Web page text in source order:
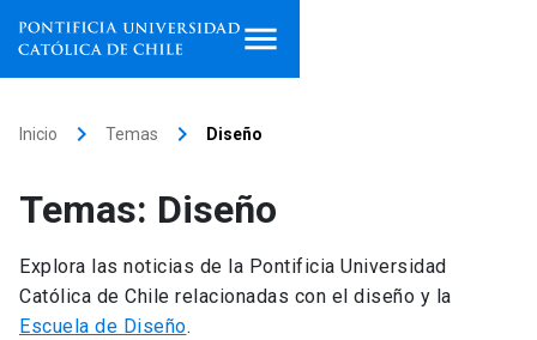
Facultades, escuelas e
institutos
Investigación
Inicio keyboard_arrow_right Temas keyboard_arrow_right Diseño
Temas: Diseño
Explora las noticias de la Pontificia Universidad
Católica de Chile relacionadas con el diseño y la
Escuela de Diseño.